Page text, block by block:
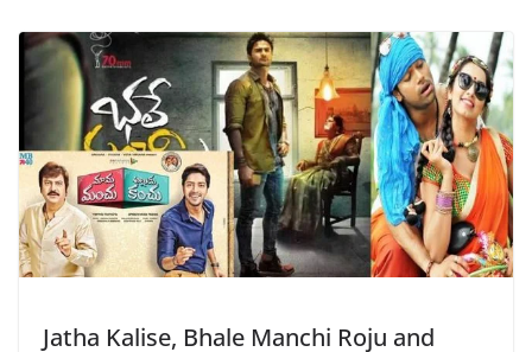
Jatha Kalise, Bhale Manchi Roju and